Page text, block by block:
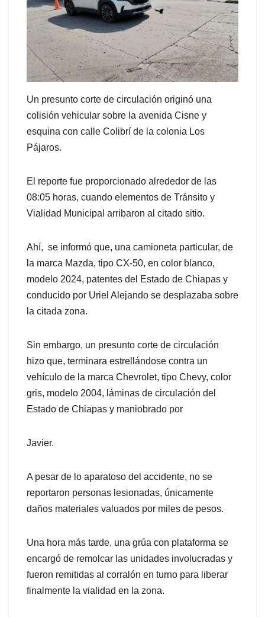
Un presunto corte de circulación originó una
colisión vehicular sobre la avenida Cisne y
esquina con calle Colibrí de la colonia Los
Pájaros.
El reporte fue proporcionado alrededor de las
08:05 horas, cuando elementos de Tránsito y
Vialidad Municipal arribaron al citado sitio.
Ahí, se informó que, una camioneta particular, de
la marca Mazda, tipo CX-50, en color blanco,
modelo 2024, patentes del Estado de Chiapas y
conducido por Uriel Alejando se desplazaba sobre
la citada zona.
Sin embargo, un presunto corte de circulación
hizo que, terminara estrellándose contra un
vehículo de la marca Chevrolet, tipo Chevy, color
gris, modelo 2004, láminas de circulación del
Estado de Chiapas y maniobrado por
Javier.
A pesar de lo aparatoso del accidente, no se
reportaron personas lesionadas, únicamente
daños materiales valuados por miles de pesos.
Una hora más tarde, una grúa con plataforma se
encargó de remolcar las unidades involucradas y
fueron remitidas al corralón en turno para liberar
finalmente la vialidad en la zona.